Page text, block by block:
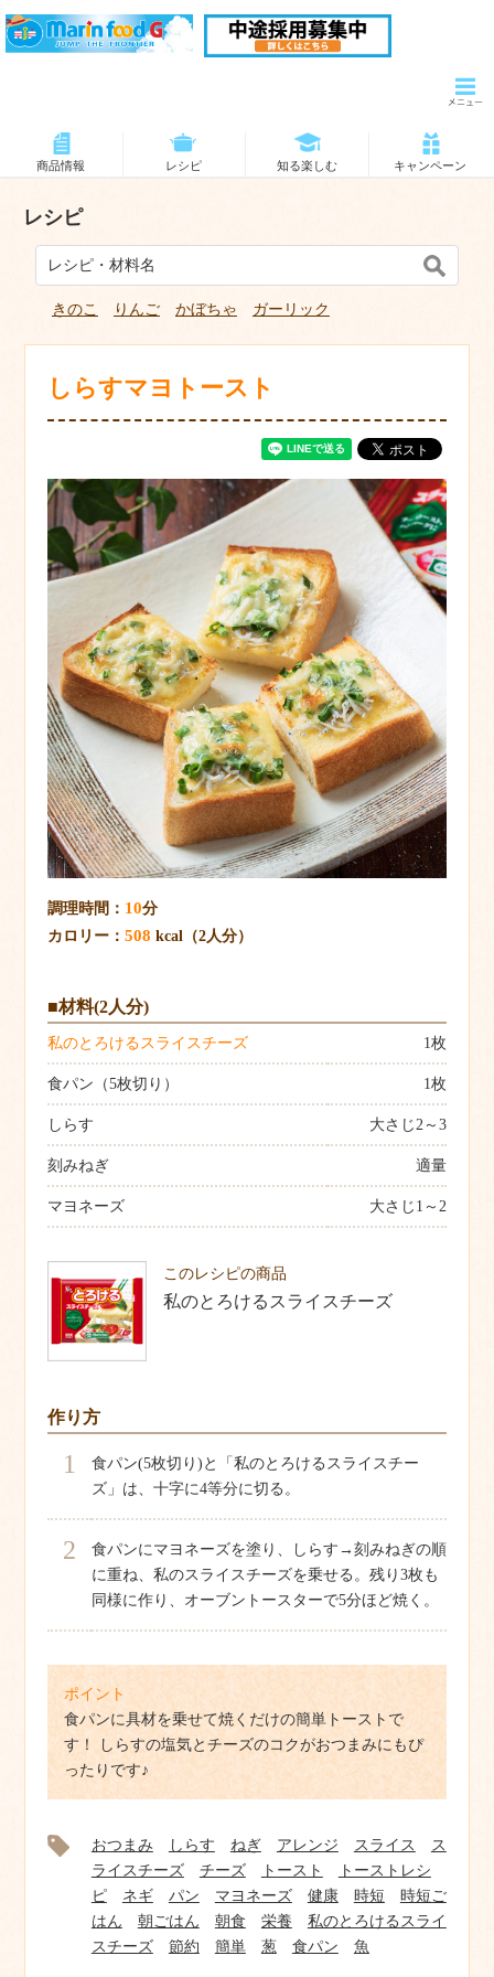
商品情報 レシピ 知る楽しむ キャンペーン
レシピ
きのこ りんご かぼちゃ ガーリック
しらすマヨトースト
調理時間： 10分
カロリー： 508 kcal（2人分）
■材料(2人分)
私のとろけるスライスチーズ 1枚
食パン（5枚切り） 1枚
しらす 大さじ2～3
刻みねぎ 適量
マヨネーズ 大さじ1～2
このレシピの商品
私のとろけるスライスチーズ
作り方
1
食パン(5枚切り)と「私のとろけるスライスチー
ズ」は、十字に4等分に切る。
2
食パンにマヨネーズを塗り、しらす→刻みねぎの順
に重ね、私のスライスチーズを乗せる。残り3枚も
同様に作り、オーブントースターで5分ほど焼く。
ポイント
食パンに具材を乗せて焼くだけの簡単トーストで
す！ しらすの塩気とチーズのコクがおつまみにもぴ
ったりです♪
おつまみ しらす ねぎ アレンジ スライス
ス
ライスチーズ
チーズ トースト
トーストレシ
ピ
ネギ パン マヨネーズ 健康 時短
時短ご
はん
朝ごはん 朝食 栄養
私のとろけるスライ
スチーズ
節約 簡単 葱 食パン 魚